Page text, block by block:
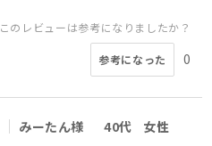
このレビューは参考になりましたか？
参考になった 0
みーたん様 40代 女性